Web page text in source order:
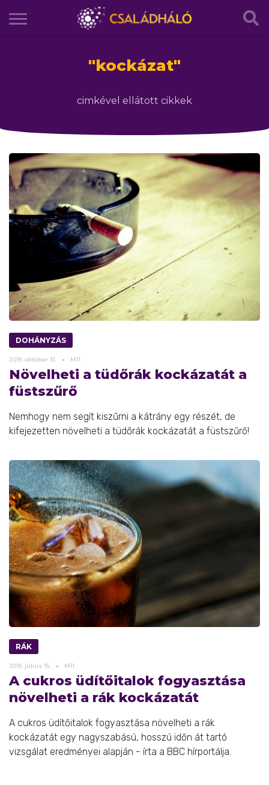
"kockázat"
cimkével ellátott cikkek
DOHÁNYZÁS
2019. október 31. MTI
Növelheti a tüdőrák kockázatát a
füstszűrő
Nemhogy nem segít kiszűrni a kátrány egy részét, de
kifejezetten növelheti a tüdőrák kockázatát a füstszűrő!
RÁK
2019. július 15. MTI
A cukros üdítőitalok fogyasztása
növelheti a rák kockázatát
A cukros üdítőitalok fogyasztása növelheti a rák
kockázatát egy nagyszabású, hosszú időn át tartó
vizsgálat eredményei alapján - írta a BBC hírportálja.